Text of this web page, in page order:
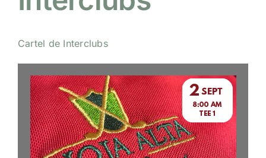
HAZTE SOCIO
OFERTAS
RESERVAR
Cartel de Interclubs